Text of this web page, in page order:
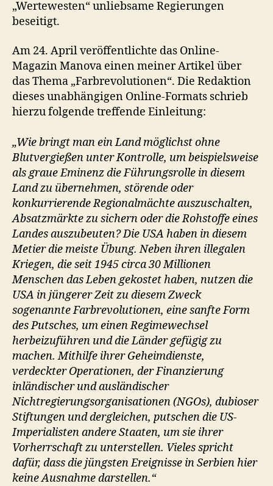
„Wertewesten“ unliebsame Regierungen
beseitigt.
Am 24. April veröffentlichte das Online-
Magazin Manova einen meiner Artikel über
das Thema „Farbrevolutionen“. Die Redaktion
dieses unabhängigen Online-Formats schrieb
hierzu folgende treffende Einleitung:
„Wie bringt man ein Land möglichst ohne
Blutvergießen unter Kontrolle, um beispielsweise
als graue Eminenz die Führungsrolle in diesem
Land zu übernehmen, störende oder
konkurrierende Regionalmächte auszuschalten,
Absatzmärkte zu sichern oder die Rohstoffe eines
Landes auszubeuten? Die USA haben in diesem
Metier die meiste Übung. Neben ihren illegalen
Kriegen, die seit 1945 circa 30 Millionen
Menschen das Leben gekostet haben, nutzen die
USA in jüngerer Zeit zu diesem Zweck
sogenannte Farbrevolutionen, eine sanfte Form
des Putsches, um einen Regimewechsel
herbeizuführen und die Länder gefügig zu
machen. Mithilfe ihrer Geheimdienste,
verdeckter Operationen, der Finanzierung
inländischer und ausländischer
Nichtregierungsorganisationen (NGOs), dubioser
Stiftungen und dergleichen, putschen die US-
Imperialisten andere Staaten, um sie ihrer
Vorherrschaft zu unterstellen. Vieles spricht
dafür, dass die jüngsten Ereignisse in Serbien hier
keine Ausnahme darstellen.“